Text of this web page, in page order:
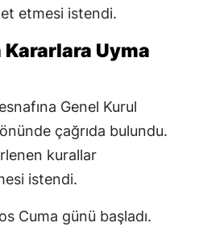
etmesi istendi.
Kararlara Uyma
Genel Kurul
çağrıda bulundu.
kurallar
istendi.
Cuma günü başladı.